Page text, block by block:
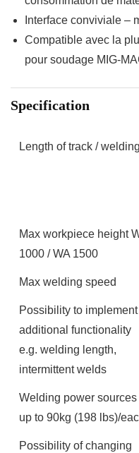
Interface conviviale –
Compatible avec la
pour soudage MIG-
Specification
Length of track / welding
Max workpiece height
1000 / WA 1500
Max welding speed
Possibility to implement
additional functionality
e.g. welding length,
intermittent welds
Welding power sources
up to 90kg (198 lbs)/
Possibility of changing